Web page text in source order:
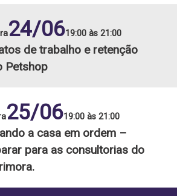
24/0619:00 às 21:00
de trabalho e retenção
Petshop
25/0619:00 às 21:00
a casa em ordem –
para as consultorias do